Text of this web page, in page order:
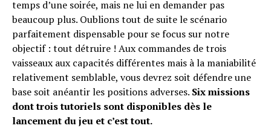
temps d’une soirée, mais ne lui en demander pas
beaucoup plus. Oublions tout de suite le scénario
parfaitement dispensable pour se focus sur notre
objectif : tout détruire ! Aux commandes de trois
vaisseaux aux capacités différentes mais à la maniabilité
relativement semblable, vous devrez soit défendre une
base soit anéantir les positions adverses. Six missions
dont trois tutoriels sont disponibles dès le
lancement du jeu et c’est tout.
Flipboard
Reddit
Pinterest
Whatsapp
Email